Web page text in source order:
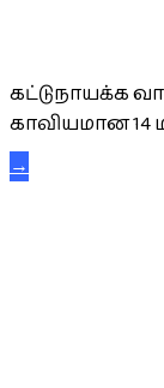
கட்டுநாயக்க
காவியமான 14
→